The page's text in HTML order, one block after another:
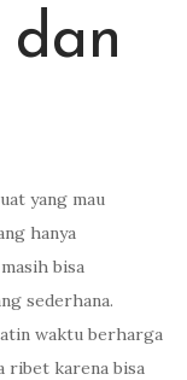
dan
yang mau
hanya
bisa
sederhana.
waktu berharga
karena bisa